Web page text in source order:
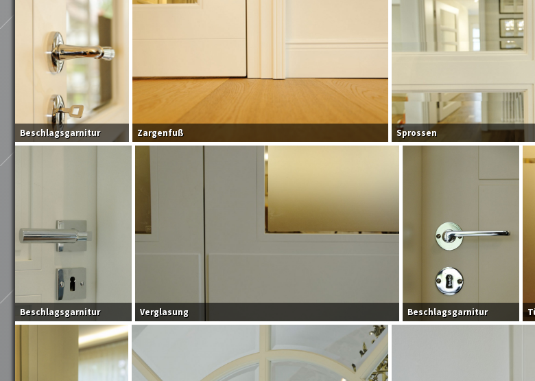
Beschlagsgarnitur Zargenfuß Sprossen
Beschlagsgarnitur Verglasung Beschlagsgarnitur